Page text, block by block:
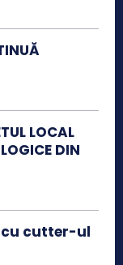
LOCAL
DIN
cu cutter-ul